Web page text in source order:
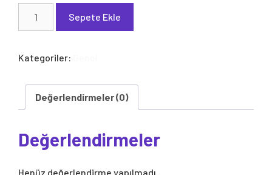
AYRAL
BAŞVURU
19104
adet
Sepete Ekle
Kategoriler:
Değerlendirmeler (0)
Değerlendirmeler
Henüz değerlendirme yapılmadı.